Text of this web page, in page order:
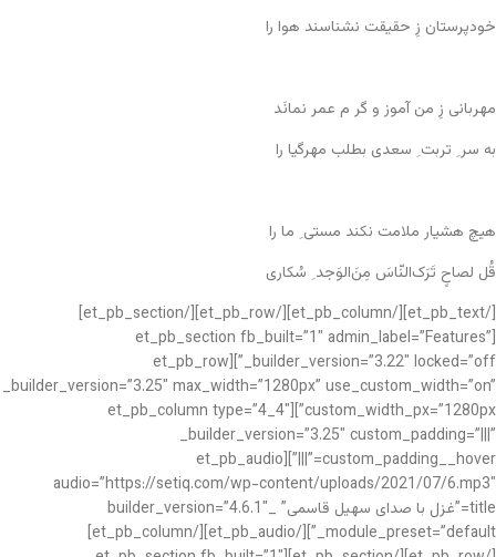
خودپرستان زِ حقیقت نشناسند هوا را
مهربانی زِ من آموز و گر م عمر نمانَد
به سر ِ تربت ِ سعدی بطلب مهرگیا را
هیچ هشیار ملامت نکند مستی ِ ما را
قُل لصاحٍ تَرَک‌النّاسَ مِنَ‌الوَجد ِ سُکاری
[/et_pb_text][/et_pb_column][/et_pb_row][/et_pb_section]
[et_pb_section fb_built=”1″ admin_label=”Features”
_builder_version=”3.22″ locked=”off”][et_pb_row
_builder_version=”3.25″ max_width=”1280px” use_custom_width=”on”
custom_width_px=”1280px”][et_pb_column type=”4_4″
_builder_version=”3.25″ custom_padding=”|||”
custom_padding__hover=”|||”][et_pb_audio
audio=”https://setiq.com/wp-content/uploads/2021/07/6.mp3″
title=”غزل با صدای سهیل قاسمی” _builder_version=”4.6.1″
_module_preset=”default”][/et_pb_audio][/et_pb_column]